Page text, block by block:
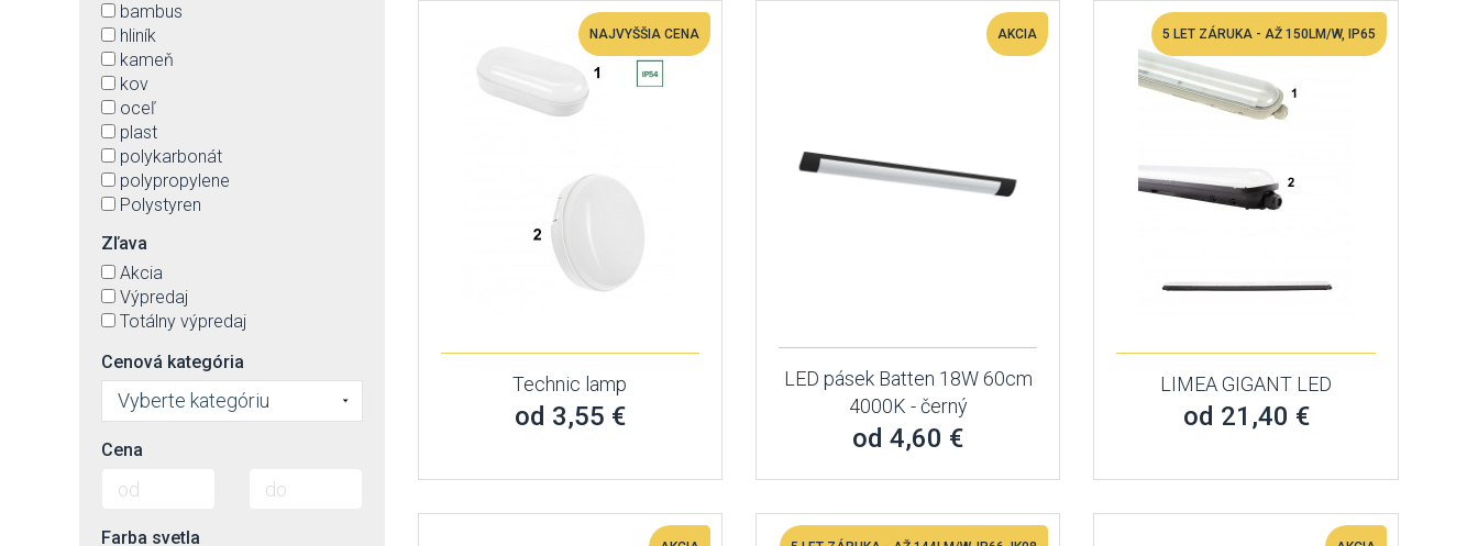
NAJVYŠŠIA CENA
Technic lamp
od 3,55 €
AKCIA
LED pásek Batten 18W 60cm
4000K - černý
od 4,60 €
5 LET ZÁRUKA - AŽ 150LM/W, IP65
LIMEA GIGANT LED
od 21,40 €
bambus
hliník
kameň
kov
oceľ
plast
polykarbonát
polypropylene
Polystyren
sklo
Zľava
Akcia
Výpredaj
Totálny výpredaj
Cenová kategória
Vyberte kategóriu
Cena
Farba svetla